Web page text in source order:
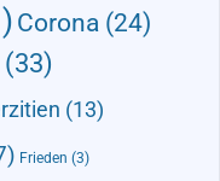
Corona (24)
(33)
(13)
Frieden (3)